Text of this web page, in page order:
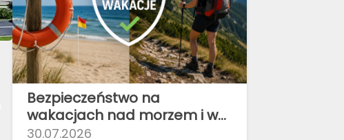
Bezpieczeństwo na
wakacjach nad morzem i w
górach.
30.07.2026